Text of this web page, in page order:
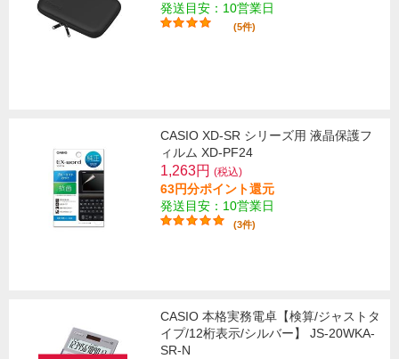
発送目安：10営業日
(5件)
CASIO XD-SR シリーズ用 液晶保護フ
ィルム XD-PF24
1,263円 (税込)
63円分ポイント還元
発送目安：10営業日
(3件)
CASIO 本格実務電卓【検算/ジャストタ
イプ/12桁表示/シルバー】 JS-20WKA-
SR-N